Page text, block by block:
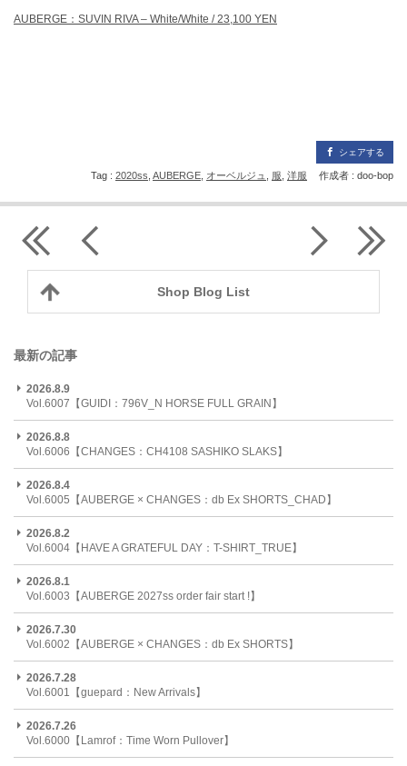
AUBERGE：SUVIN RIVA – White/White / 23,100 YEN
シェアする
Tag : 2020ss AUBERGE オーベルジュ 服 洋服 作成者 : doo-bop
Shop Blog List
最新の記事
2026.8.9
Vol.6007【GUIDI：796V_N HORSE FULL GRAIN】
2026.8.8
Vol.6006【CHANGES：CH4108 SASHIKO SLAKS】
2026.8.4
Vol.6005【AUBERGE × CHANGES：db Ex SHORTS_CHAD】
2026.8.2
Vol.6004【HAVE A GRATEFUL DAY：T-SHIRT_TRUE】
2026.8.1
Vol.6003【AUBERGE 2027ss order fair start !】
2026.7.30
Vol.6002【AUBERGE × CHANGES：db Ex SHORTS】
2026.7.28
Vol.6001【guepard：New Arrivals】
2026.7.26
Vol.6000【Lamrof：Time Worn Pullover】